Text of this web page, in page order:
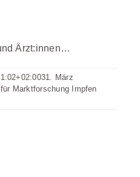
Ärzt:innen…
31. März
für Marktforschung Impfen